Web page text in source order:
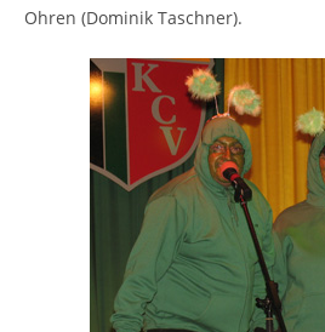
Ohren (Dominik Taschner).